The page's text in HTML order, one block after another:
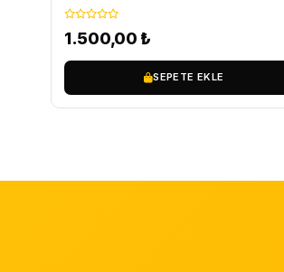
1.500,00 ₺
SEPETE EKLE